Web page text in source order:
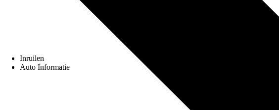
Inruilen
Auto Informatie